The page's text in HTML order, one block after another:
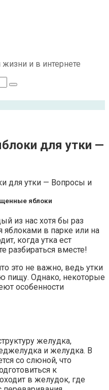
и в интернете
для утки —
яблоки
из нас хотя бы раз
яблоками в парке или на
когда утка ест
разбираться вместе!
это не важно, ведь утки
пищу. Однако, некоторые
особенности
желудка,
и желудка. В
со слюной, что
к
в желудок, где